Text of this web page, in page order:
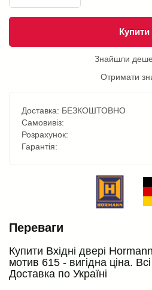
Купити
Знайшли
Отримати
Доставка: БЕЗКОШТОВНО
Самовивіз:
Розрахунок:
Гарантія:
Переваги
Купити Вхідні двері
мотив 615 - вигідна ціна.
Доставка по Україні